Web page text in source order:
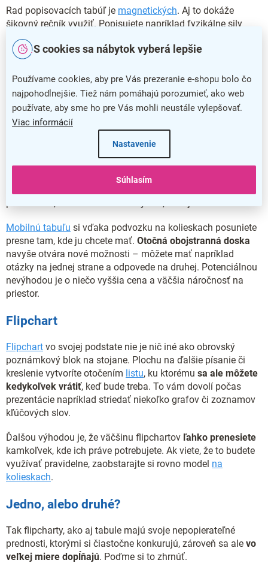
S cookies sa nábytok vyberá lepšie
Používame cookies, aby pre Vás prezeranie e-shopu bolo čo
najpohodlnejšie. Tiež nám pomáhajú porozumieť, ako web
používate, aby sme ho pre Vás mohli neustále vylepšovať.
Viac informácií
Nastavenie
Súhlasím
Rad popisovacích tabúľ je magnetických. Aj to dokáže
šikovný rečník využiť. Popisujete napríklad fyzikálne sily
medzi časticami alebo zmenu polohy na mape? Posúvanie
magnetuje určite elegantnejšie než neustále prekresľovanie
bodiek.
Závesnú, alebo mobilnú?
Vedľa závesných (nástenných) tabúľ ponúkame aj tabule
mobilné. Ako to už býva, oboje má svoje pre a proti, takže
zvážte, ktorá možnosť je ideálna práve pre vás.
Závesná tabuľav miestnostinezaberie prakticky žiadny
, je stabilnejšia a vzhľadom k jednoduchšej
Mobilnú tabuľu si vďaka podvozku na kolieskach posuniete
presne tam, kde ju chcete mať. Otočná obojstranná doska
navyše otvára nové možnosti – môžete mať napríklad
otázky na jednej strane a odpovede na druhej. Potenciálnou
nevýhodou je o niečo vyššia cena a väčšia náročnosť na
priestor.
Flipchart
Flipchart vo svojej podstate nie je nič iné ako obrovský
poznámkový blok na stojane. Plochu na ďalšie písanie či
kreslenie vytvoríte otočením listu, ku ktorému sa ale môžete
kedykoľvek vrátiť, keď bude treba. To vám dovolí počas
prezentácie napríklad striedať niekoľko grafov či zoznamov
kľúčových slov.
Ďalšou výhodou je, že väčšinu flipchartov ľahko prenesiete
kamkoľvek, kde ich práve potrebujete. Ak viete, že to budete
využívať pravidelne, zaobstarajte si rovno model na
kolieskach.
Jedno, alebo druhé?
Tak flipcharty, ako aj tabule majú svoje nepopierateľné
prednosti, ktorými si čiastočne konkurujú, zároveň sa ale vo
veľkej miere dopĺňajú. Poďme si to zhrnúť.